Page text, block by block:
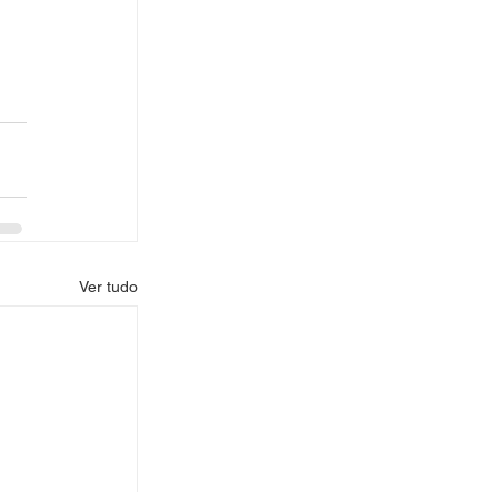
Ver tudo